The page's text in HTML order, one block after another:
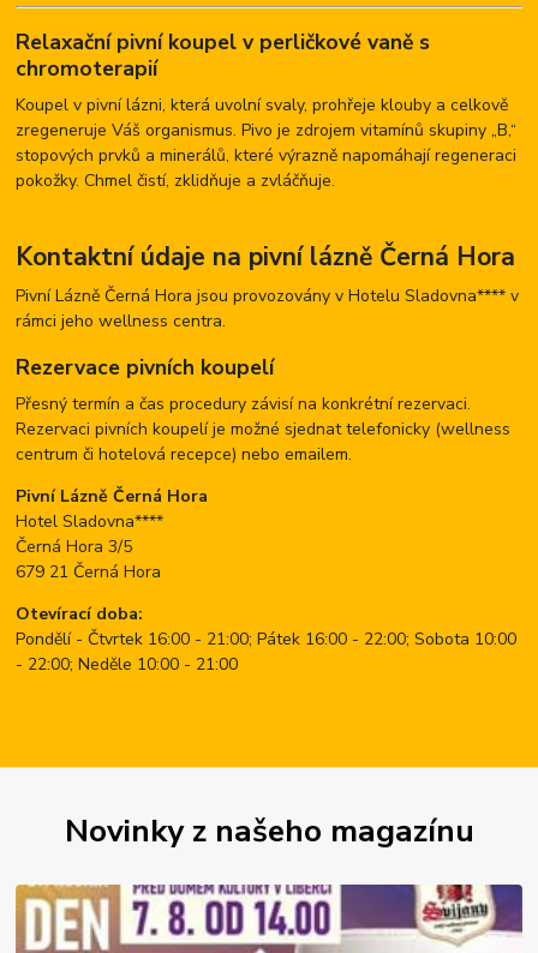
Relaxační pivní koupel v perličkové vaně s
chromoterapií
Koupel v pivní lázni, která uvolní svaly, prohřeje klouby a celkově
zregeneruje Váš organismus. Pivo je zdrojem vitamínů skupiny „B,“
stopových prvků a minerálů, které výrazně napomáhají regeneraci
pokožky. Chmel čistí, zklidňuje a zvláčňuje.
Kontaktní údaje na pivní lázně Černá Hora
Pivní Lázně Černá Hora jsou provozovány v Hotelu Sladovna**** v
rámci jeho wellness centra.
Rezervace pivních koupelí
Přesný termín a čas procedury závisí na konkrétní rezervaci.
Rezervaci pivních koupelí je možné sjednat telefonicky (wellness
centrum či hotelová recepce) nebo emailem.
Pivní Lázně Černá Hora
Hotel Sladovna****
Černá Hora 3/5
679 21 Černá Hora
Otevírací doba:
Pondělí - Čtvrtek 16:00 - 21:00; Pátek 16:00 - 22:00; Sobota 10:00
- 22:00; Neděle 10:00 - 21:00
Novinky z našeho magazínu